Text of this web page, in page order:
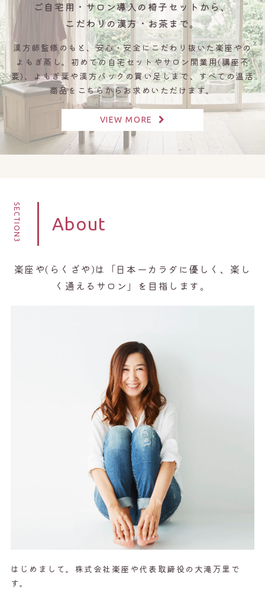
ご自宅用・サロン導入の椅子セットから、
こだわりの漢方・お茶まで。
漢方師監修のもと、安心・安全にこだわり抜いた楽座やの
よもぎ蒸し。初めての自宅セットやサロン開業用(講座不
要)、よもぎ葉や漢方パックの買い足しまで、すべての温活
商品をこちらからお求めいただけます。
VIEW MORE
About
SECTION3
楽座や(らくざや)は「日本一カラダに優しく、楽し
く通えるサロン」を目指します。
はじめまして。株式会社楽座や代表取締役の大滝万里で
す。